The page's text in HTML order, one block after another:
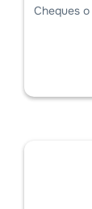
Cheques